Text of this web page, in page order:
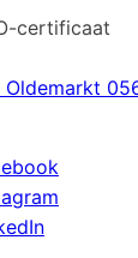
Oldemarkt